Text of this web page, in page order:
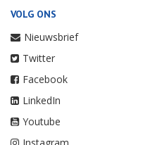
VOLG ONS
Nieuwsbrief
Twitter
Facebook
LinkedIn
Youtube